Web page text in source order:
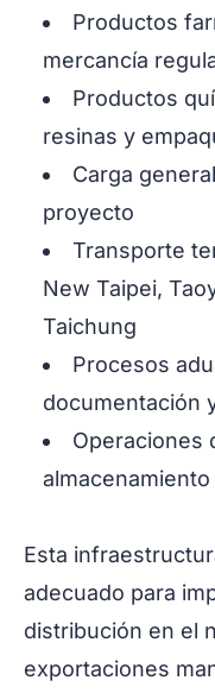
Productos
mercancía
Productos
resinas y
Carga
proyecto
Transporte
New Taipei,
Taichung
Procesos
documentación
Operaciones
Esta
adecuado para
distribución en el
exportaciones